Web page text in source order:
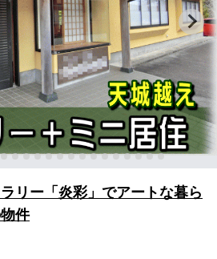
リー「炎彩」でアートな暮ら
件